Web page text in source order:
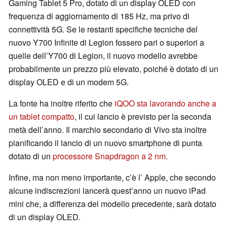
Gaming Tablet 5 Pro, dotato di un display OLED con
frequenza di aggiornamento di 185 Hz, ma privo di
connettività 5G. Se le restanti specifiche tecniche del
nuovo Y700 Infinite di Legion fossero pari o superiori a
quelle dell’Y700 di Legion, il nuovo modello avrebbe
probabilmente un prezzo più elevato, poiché è dotato di un
display OLED e di un modem 5G.
La fonte ha inoltre riferito che iQOO sta lavorando anche a
un tablet compatto, il cui lancio è previsto per la seconda
metà dell’anno. Il marchio secondario di Vivo sta inoltre
pianificando il lancio di un nuovo smartphone di punta
dotato di un processore Snapdragon a 2 nm.
Infine, ma non meno importante, c’è l’ Apple, che secondo
alcune indiscrezioni lancerà quest’anno un nuovo iPad
mini che, a differenza del modello precedente, sarà dotato
di un display OLED.